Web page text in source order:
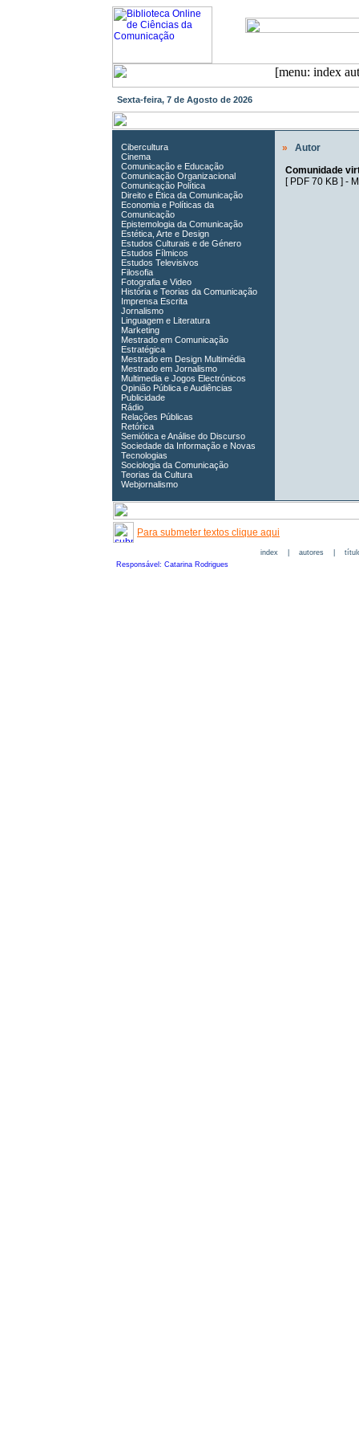
Sexta-feira, 7 de Agosto de 2026
Cibercultura
Cinema
Comunicação e Educação
Comunicação Organizacional
Comunicação Política
Direito e Ética da Comunicação
Economia e Políticas da
Comunicação
Epistemologia da Comunicação
Estética, Arte e Design
Estudos Culturais e de Género
Estudos Fílmicos
Estudos Televisivos
Filosofia
Fotografia e Video
História e Teorias da Comunicação
Imprensa Escrita
Jornalismo
Linguagem e Literatura
Marketing
Mestrado em Comunicação
Estratégica
Mestrado em Design Multimédia
Mestrado em Jornalismo
Multimedia e Jogos Electrónicos
Opinião Pública e Audiências
Publicidade
Rádio
Relações Públicas
Retórica
Semiótica e Análise do Discurso
Sociedade da Informação e Novas
Tecnologias
Sociologia da Comunicação
Teorias da Cultura
Webjornalismo
»
Autor
Comunidade
[ PDF 70 KB] -
Para submeter textos clique aqui
index| autores|